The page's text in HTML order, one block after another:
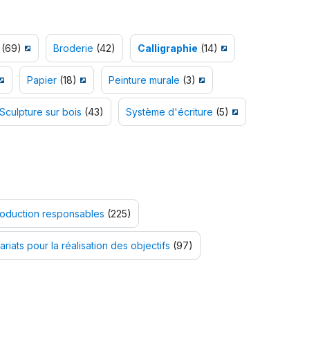
(69) Broderie (42) Calligraphie (14)
Papier(18) Peinture murale (3)
Sculpture sur bois (43) Système d'écriture (5)
responsables (225)
pour la réalisation des objectifs (97)